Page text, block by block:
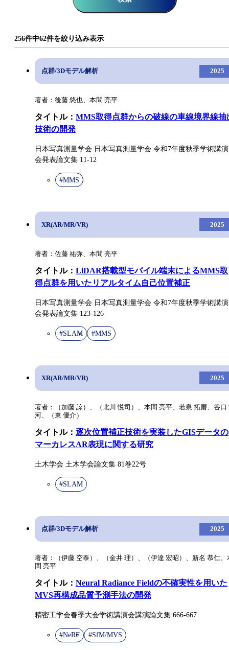
256件中62件を絞り込み表示
点群/3Dモデル解析 2025
著者：後藤 悠也、本間 亮平
タイトル： MMS取得点群からの破線の車線境界線抽
技術の開発
日本写真測量学会 日本写真測量学会 令和7年度秋季学術講演
会発表論文集 11-12
#MMS
XR(AR/MR/VR) 2025
著者：佐藤 祐弥、本間 亮平
タイトル： LiDAR搭載型モバイル端末によるMMS取
得点群を用いたリアルタイム自己位置補正
日本写真測量学会 日本写真測量学会 令和7年度秋季学術講演
会発表論文集 123-126
#SLAM #MMS
XR(AR/MR/VR) 2025
著者：（加藤 諒）、（北川 悦司）、本間 亮平、若泉 拓磨、谷口
河、（東 優介）
タイトル： 逐次位置補正技術を実装したGISデータの
マーカレスAR表現に関する研究
土木学会 土木学会論文集 81巻22号
#SLAM
点群/3Dモデル解析 2025
著者：（伊藤 空泰）、（金井 理）、（伊達 宏昭）、新名 恭仁、
間 亮平
タイトル： Neural Radiance Fieldの不確実性を用いた
MVS再構成品質予測手法の開発
精密工学会春季大会学術講演会講演論文集 666-667
#NeRF #SfM/MVS